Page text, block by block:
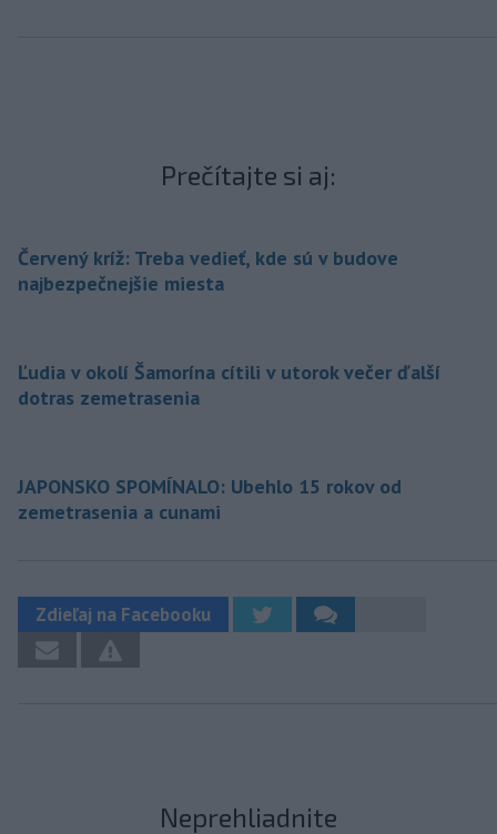
Prečítajte si aj:
Červený kríž: Treba vedieť, kde sú v budove
najbezpečnejšie miesta
Ľudia v okolí Šamorína cítili v utorok večer ďalší
dotras zemetrasenia
JAPONSKO SPOMÍNALO: Ubehlo 15 rokov od
zemetrasenia a cunami
Zdieľaj na Facebooku
Neprehliadnite